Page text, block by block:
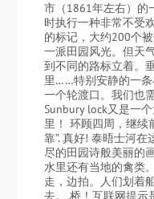
市（1861年左右）的
时执行一种非常不受
的标记，大约200个
一派田园风光。但天
到不同的路标立着。
里……特别安静的一条
一个轮渡口。我们也
Sunbury lock又是一
里！ 环顾四周，继续
靠”. 真好! 泰晤士河在
尽的田园诗般美丽的
水里还有当地的禽类
走，边拍。人们划着
去。 桥！互联网提示